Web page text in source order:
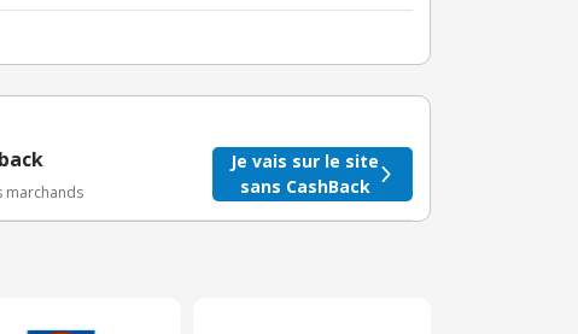
crédité après le téléchargement de l'alerte
eBuyClub.
marchands
Je vais sur le site
sans CashBack